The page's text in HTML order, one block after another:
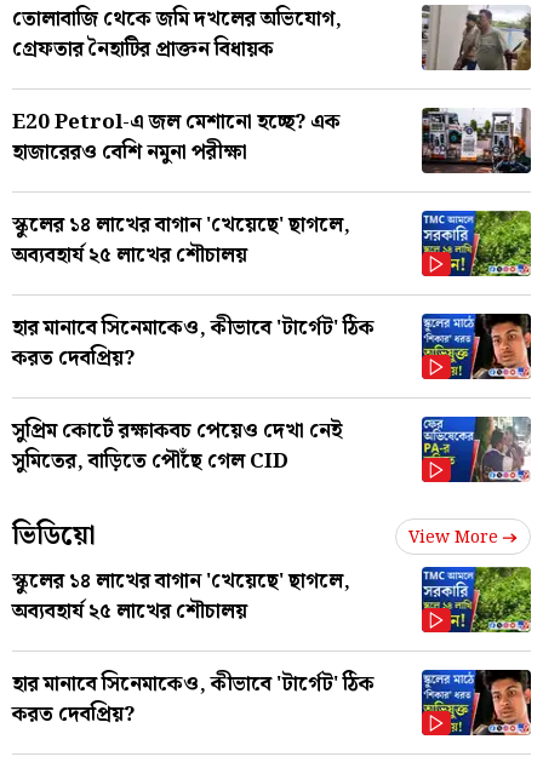
তোলাবাজি থেকে জমি দখলের অভিযোগ,
গ্রেফতার নৈহাটির প্রাক্তন বিধায়ক
E20 Petrol-এ জল মেশানো হচ্ছে? এক
হাজারেরও বেশি নমুনা পরীক্ষা
স্কুলের ১৪ লাখের বাগান 'খেয়েছে' ছাগলে,
অব্যবহার্য ২৫ লাখের শৌচালয়
হার মানাবে সিনেমাকেও, কীভাবে 'টার্গেট' ঠিক
করত দেবপ্রিয়?
সুপ্রিম কোর্টে রক্ষাকবচ পেয়েও দেখা নেই
সুমিতের, বাড়িতে পৌঁছে গেল CID
ভিডিয়ো View More
স্কুলের ১৪ লাখের বাগান 'খেয়েছে' ছাগলে,
অব্যবহার্য ২৫ লাখের শৌচালয়
হার মানাবে সিনেমাকেও, কীভাবে 'টার্গেট' ঠিক
করত দেবপ্রিয়?